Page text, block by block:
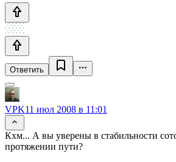
Ответить
VPK11 июл 2008 в 11:01
Кхм... А вы уверены в стабильности
протяжении пути?